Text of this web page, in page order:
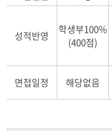
성적반영
학생부100%
(400점)
면접일정 해당없음